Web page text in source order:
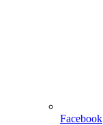
Facebook